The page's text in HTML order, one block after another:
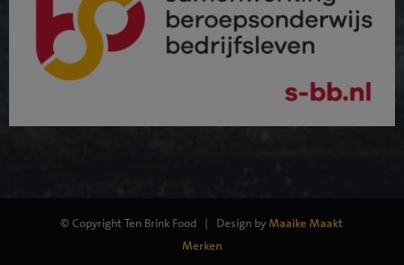
© Copyright Ten Brink Food | Design by Maaike Maakt
Merken